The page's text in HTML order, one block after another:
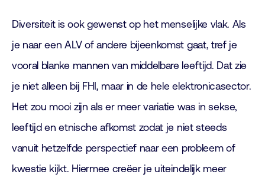
Diversiteit is ook gewenst op het menselijke vlak. Als
je naar een ALV of andere bijeenkomst gaat, tref je
vooral blanke mannen van middelbare leeftijd. Dat zie
je niet alleen bij FHI, maar in de hele elektronicasector.
Het zou mooi zijn als er meer variatie was in sekse,
leeftijd en etnische afkomst zodat je niet steeds
vanuit hetzelfde perspectief naar een probleem of
kwestie kijkt. Hiermee creëer je uiteindelijk meer